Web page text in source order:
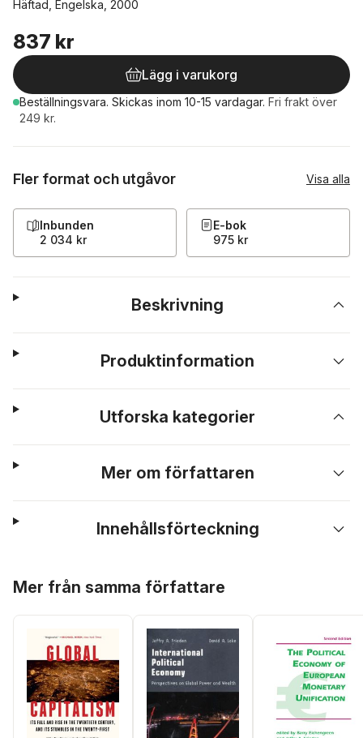
Häftad, Engelska, 2000
837 kr
Lägg i varukorg
Beställningsvara. Skickas inom 10-15 vardagar. Fri frakt över
249 kr.
Fler format och utgåvor Visa alla
Inbunden
2 034 kr
E-bok
975 kr
Beskrivning
Produktinformation
Utforska kategorier
Mer om författaren
Innehållsförteckning
Mer från samma författare